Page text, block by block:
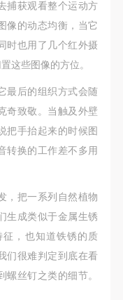
捕获观看整个运动方
像的动态均衡，当它
时也用了几个红外摄
这些图像的方位。
最后的组织方式会随
奇致敬。当触及外壁
把手抬起来的时候图
转换的工作差不多用
，把一系列自然植物
生成类似于金属生锈
，也知道铁锈的质
们很难判定到底在看
丝钉之类的细节。